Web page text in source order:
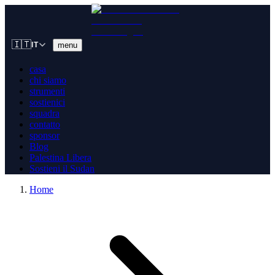
🇮🇹 IT menu
casa
chi siamo
strumenti
sostienici
squadra
contatto
sponsor
Blog
Palestina Libera
Sostieni il Sudan
Home